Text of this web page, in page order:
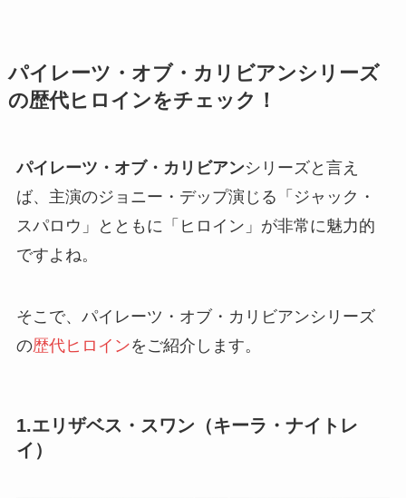
パイレーツ・オブ・カリビアンシリーズ
の歴代ヒロインをチェック！
パイレーツ・オブ・カリビアンシリーズと言え
ば、主演のジョニー・デップ演じる「ジャック・
スパロウ」とともに「ヒロイン」が非常に魅力的
ですよね。
そこで、パイレーツ・オブ・カリビアンシリーズ
の歴代ヒロインをご紹介します。
1.エリザベス・スワン（キーラ・ナイトレ
イ）